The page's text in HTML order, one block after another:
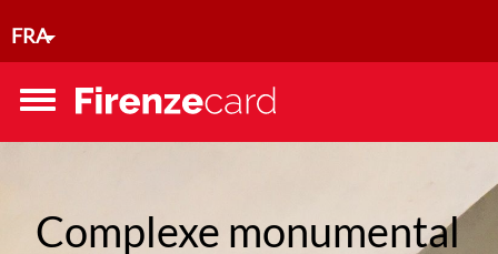
FRA
Toggle
Complexe monumental